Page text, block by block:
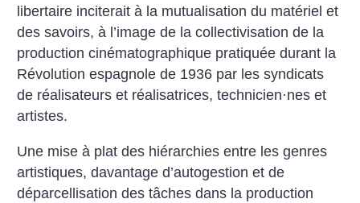
libertaire inciterait à la mutualisation du matériel et
des savoirs, à l’image de la collectivisation de la
production cinématographique pratiquée durant la
Révolution espagnole de 1936 par les syndicats
de réalisateurs et réalisatrices, technicien·nes et
artistes.
Une mise à plat des hiérarchies entre les genres
artistiques, davantage d’autogestion et de
déparcellisation des tâches dans la production